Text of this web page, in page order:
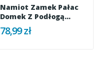
Namiot Zamek Pałac
Domek Z Podłogą
Różowy Dla...
78,99 zł